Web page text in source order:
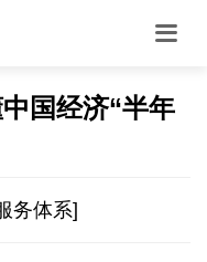
国经济“半年
务体系]